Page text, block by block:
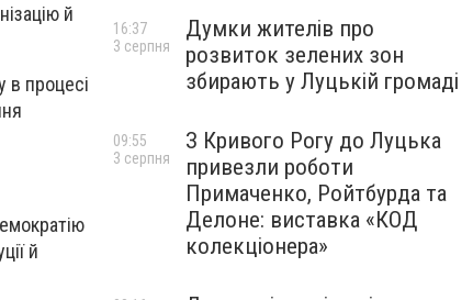
й
в процесі
й
Думки жителів про
розвиток зелених зон
збирають у Луцькій громаді
16:37
3 серпня
З Кривого Рогу до Луцька
привезли роботи
Примаченко, Ройтбурда та
Делоне: виставка «КОД
колекціонера»
09:55
3 серпня